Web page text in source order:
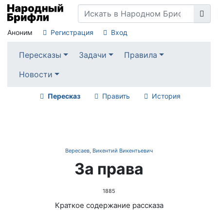
Аноним Регистрация Вход
Пересказы Задачи
Правила
Новости
Пересказ Править История
Вересаев, Викентий Викентьевич
За права
1885
Краткое содержание рассказа